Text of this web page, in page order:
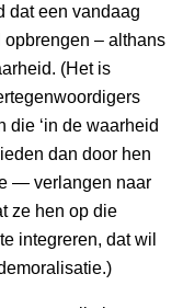
dat een vandaag
opbrengen – althans
(Het is
die ‘in de waarheid
dan door hen
— verlangen naar
ze hen op die
integreren, dat wil